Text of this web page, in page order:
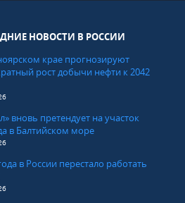
НОВОСТИ В РОССИИ
крае прогнозируют
рост добычи нефти к 2042
вновь претендует на участок
в Балтийском море
в России перестало работать